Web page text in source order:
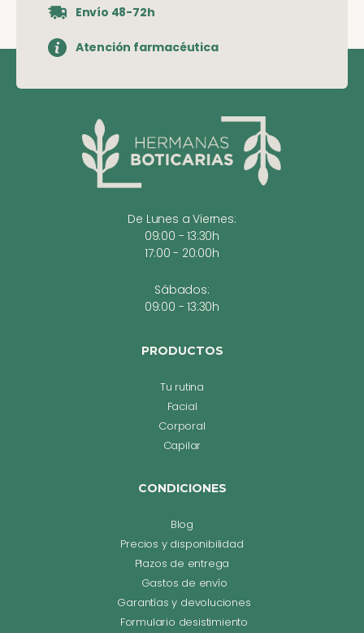
Envío 48-72h
Atención farmacéutica
De Lunes a Viernes:
09:00 - 13:30h
17:00 - 20:00h
Sábados:
09:00 - 13:30h
PRODUCTOS
Tu rutina
Facial
Corporal
Capilar
CONDICIONES
Blog
Precios y disponibilidad
Plazos de entrega
Gastos de envío
Garantías y devoluciones
Formulario desistimiento